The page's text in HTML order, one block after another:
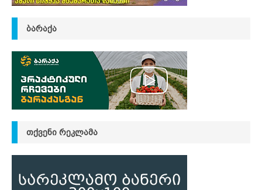
ᲑᲐᲠᲐᲥᲐ
ᲗᲥᲕᲔᲜᲘ ᲠᲔᲙᲚᲐᲛᲐ